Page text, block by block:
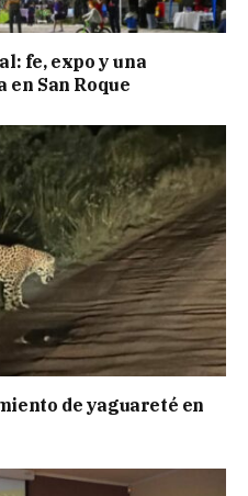
fe, expo y una
San Roque
de yaguareté en